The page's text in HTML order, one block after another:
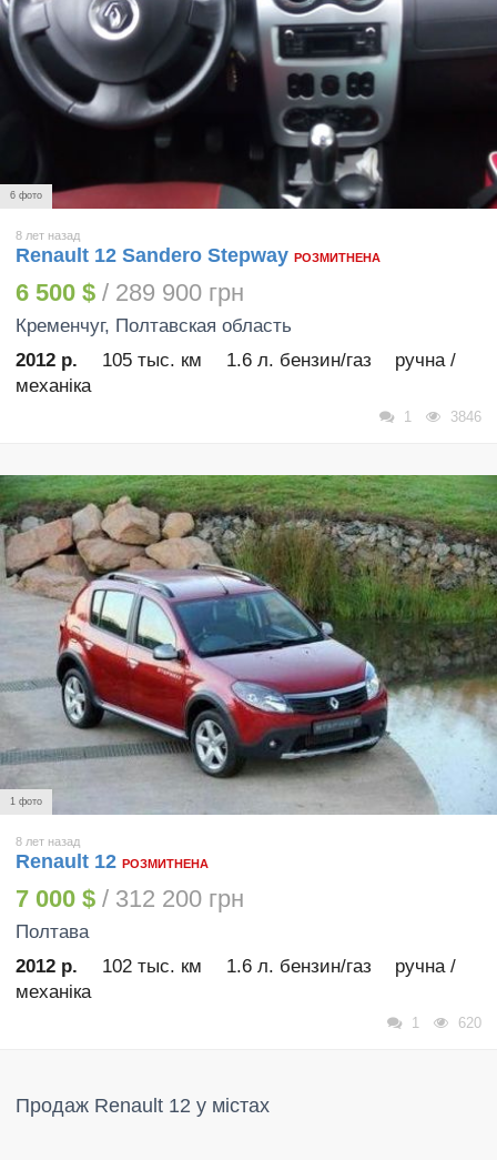
6 фото
8 лет назад
Renault 12 Sandero Stepway РОЗМИТНЕНА
6 500 $ / 289 900 грн
Кременчуг, Полтавская область
2012 р.
105 тыс. км 1.6 л. бензин/газ
ручна /
механіка
1 3846
1 фото
8 лет назад
Renault 12 РОЗМИТНЕНА
7 000 $ / 312 200 грн
Полтава
2012 р.
102 тыс. км 1.6 л. бензин/газ
ручна /
механіка
1 620
Продаж Renault 12 у містах